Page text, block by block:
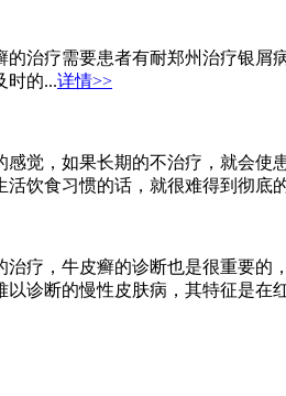
治疗需要患者有耐郑州治疗银屑
时的...详情>>
觉，如果长期的不治疗，就会使
饮食习惯的话，就很难得到彻底
疗，牛皮癣的诊断也是很重要的
诊断的慢性皮肤病，其特征是在